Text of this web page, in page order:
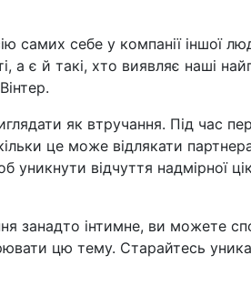
самих себе у компанії іншої
а є й такі, хто виявляє наші
як втручання. Під час
це може відлякати
відчуття надмірної
занадто інтимне, ви можете
цю тему. Старайтесь